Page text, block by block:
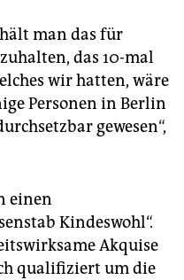
man das für
das 10-mal
wir hatten, wäre
Personen in Berlin
gewesen“,
einen
Kindeswohl“.
Akquise
qualifiziert um die